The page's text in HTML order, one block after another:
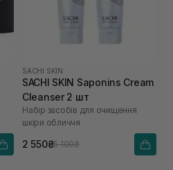
SACHI SKIN
SACHI SKIN Saponins Cream
Cleanser 2 шт
Набір засобів для очищення
шкіри обличчя
2 550₴5 100₴